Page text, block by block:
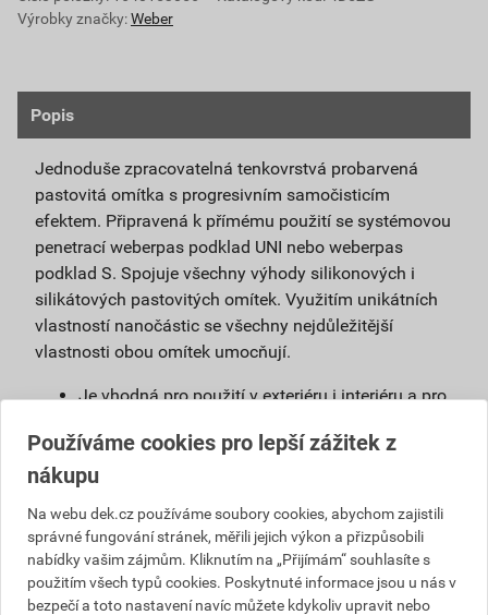
Výrobky značky:Weber
Popis
Jednoduše zpracovatelná tenkovrstvá probarvená
pastovitá omítka s progresivním samočisticím
efektem. Připravená k přímému použití se systémovou
penetrací weberpas podklad UNI nebo weberpas
podklad S. Spojuje všechny výhody silikonových i
silikátových pastovitých omítek. Využitím unikátních
vlastností nanočástic se všechny nejdůležitější
vlastnosti obou omítek umocňují.
Je vhodná pro použití v exteriéru i interiéru a pro
na vlhké zdivo.
Použitím samočisticí omítky weberpas
fasády a podstatně snižují náklady na její
údržbu.
Díky velmi malému podílu organických částic
obsažených v omítce, vzniká na povrchu omítky
Používáme cookies pro lepší zážitek z
nákupu
Na webu dek.cz používáme soubory cookies, abychom zajistili
správné fungování stránek, měřili jejich výkon a přizpůsobili
nabídky vašim zájmům. Kliknutím na „Přijímám“ souhlasíte s
použitím všech typů cookies. Poskytnuté informace jsou u nás v
bezpečí a toto nastavení navíc můžete kdykoliv upravit nebo